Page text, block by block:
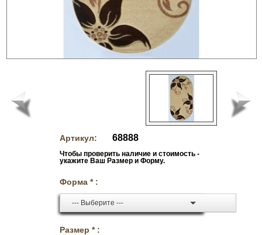
Артикул: 68888
Чтобы проверить наличие и стоимость -
укажите Ваш Размер и Форму.
Форма * :
--- Выберите ---
Размер * :